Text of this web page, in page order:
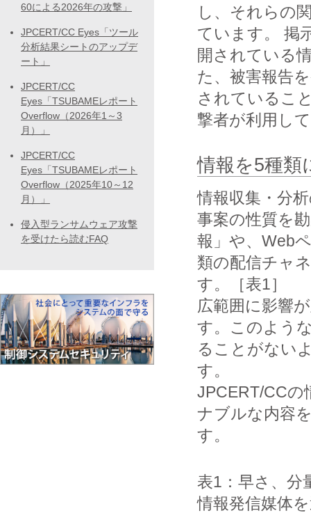
し、それらの
ています。 掲
開されている
た、被害報告
されているこ
撃者が利用し
情報を5種類
情報収集・分
事案の性質を
報」や、Web
類の配信チャ
す。［表1］
広範囲に影響
す。このよう
ることがない
す。
JPCERT/CCの
ナブルな内容
す。
表1：早さ、分
情報発信媒体
60による2026年の攻撃」
JPCERT/CC Eyes「ツール
分析結果シートのアップデ
ート」
JPCERT/CC
Eyes「TSUBAMEレポート
Overflow（2026年1～3
月）」
JPCERT/CC
Eyes「TSUBAMEレポート
Overflow（2025年10～12
月）」
侵入型ランサムウェア攻撃
を受けたら読むFAQ